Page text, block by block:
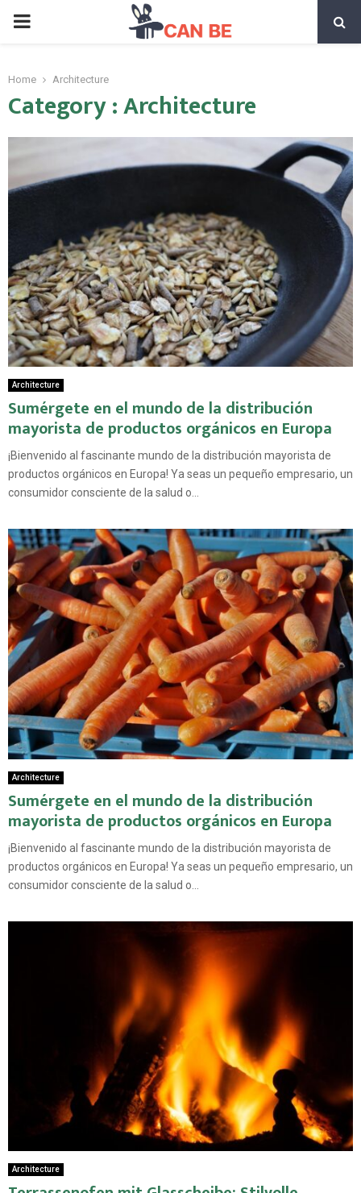
PRIMARY
Home Architecture
Category : Architecture
Architecture
Sumérgete en el mundo de la distribución
mayorista de productos orgánicos en Europa
¡Bienvenido al fascinante mundo de la distribución mayorista de
productos orgánicos en Europa! Ya seas un pequeño empresario, un
consumidor consciente de la salud o...
Architecture
Sumérgete en el mundo de la distribución
mayorista de productos orgánicos en Europa
¡Bienvenido al fascinante mundo de la distribución mayorista de
productos orgánicos en Europa! Ya seas un pequeño empresario, un
consumidor consciente de la salud o...
Architecture